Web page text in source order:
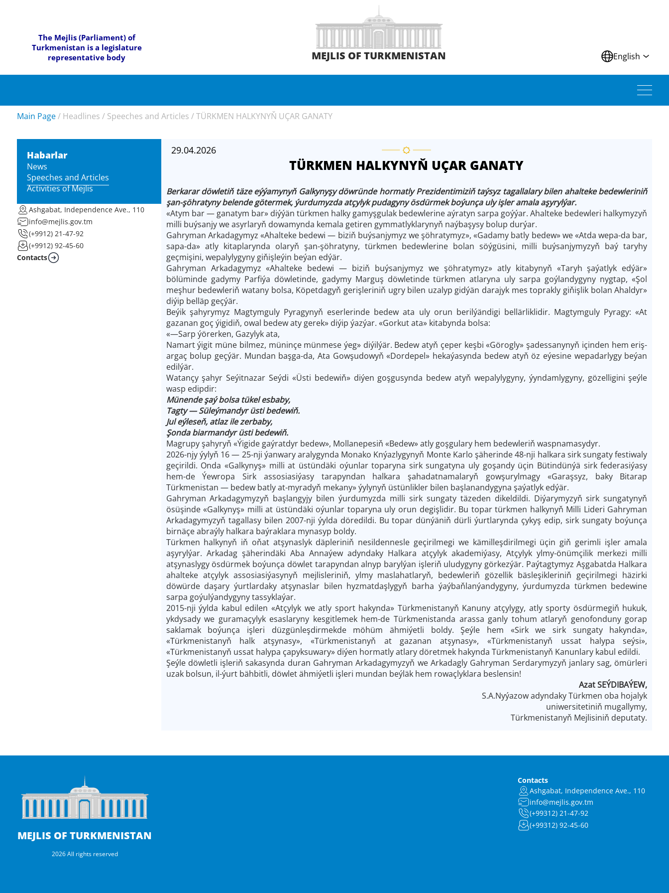
The Mejlis (Parliament) of
Turkmenistan is a legislature
representative body
MEJLIS OF TURKMENISTAN English
Main Page / Headlines / Speeches and Articles /TÜRKMEN HALKYNYŇ UÇAR GANATY
Habarlar
News
Speeches and Articles
Activities of Mejlis
Ashgabat, Independence Ave., 110
info@mejlis.gov.tm
(+9912) 21-47-92
(+9912) 92-45-60
Contacts
29.04.2026
TÜRKMEN HALKYNYŇ UÇAR GANATY
Berkarar döwletiň täze eýýamynyň Galkynyşy döwründe hormatly Prezidentimiziň taýsyz tagallalary bilen ahalteke bedewleriniň
şan-şöhratyny belende götermek, ýurdumyzda atçylyk pudagyny ösdürmek boýunça uly işler amala aşyrylýar.
«Atym bar — ganatym bar» diýýän türkmen halky gamyşgulak bedewlerine aýratyn sarpa goýýar. Ahalteke bedewleri halkymyzyň
milli buýsanjy we asyrlaryň dowamynda kemala getiren gymmatlyklarynyň naýbaşysy bolup durýar.
Gahryman Arkadagymyz «Ahalteke bedewi — biziň buýsanjymyz we şöhratymyz», «Gadamy batly bedew» we «Atda wepa­-da bar,
sapa-da» atly kitaplarynda olaryň şan-şöhratyny, türkmen bedewlerine bolan söýgüsini, milli buýsanjymyzyň baý taryhy
geçmişini, wepalylygyny giňişleýin beýan edýär.
Gahryman Arkadagymyz «Ahalteke bedewi — biziň buýsanjymyz we şöhratymyz» atly kitabynyň «Taryh şaýatlyk edýär»
bölüminde gadymy Parfiýa döwletinde, gadymy Marguş döwletinde türkmen atlaryna uly sarpa goýlandygyny nygtap, «Şol
meşhur bedewleriň watany bolsa, Köpetdagyň gerişleriniň ugry bilen uzalyp gidýän darajyk mes toprakly giňişlik bolan Ahaldyr»
diýip belläp geçýär.
Beýik şahyrymyz Magtymguly Pyragynyň eserlerinde bedew ata uly orun berilýändigi bellärliklidir. Magtymguly Pyragy: «At
gazanan goç ýigidiň, owal bedew aty gerek» diýip ýazýar. «Gorkut ata» kitabynda bolsa:
«—Sarp ýörerken, Gazylyk ata,
Namart ýigit müne bilmez, müninçe münmese ýeg» diýilýär. Bedew atyň çeper keşbi «Görogly» şadessanynyň içinden hem eriş-
argaç bolup geçýär. Mundan başga-da, Ata Gowşudowyň «Dordepel» hekaýasynda bedew atyň öz eýesine wepadarlygy beýan
edilýär.
Watançy şahyr Seýitnazar Seýdi «Üsti bedewiň» diýen goşgusynda bedew atyň wepalylygyny, ýyndamlygyny, gözelligini şeýle
wasp edipdir:
Münende şaý bolsa tükel esbaby,
Tagty — Süleýmandyr üsti bedewiň.
Jul eýleseň, atlaz ile zerbaby,
Şonda biarmandyr üsti bedewiň.
Magrupy şahyryň «Ýigide gaýratdyr bedew», Mollanepesiň «Bedew» atly goşgulary hem bedewleriň waspnamasydyr.
2026-njy ýylyň 16 — 25-nji ýanwary aralygynda Monako Knýazlygynyň Monte Karlo şäherinde 48-nji halkara sirk sungaty festiwaly
geçirildi. Onda «Galkynyş» milli at üstündäki oýunlar toparyna sirk sungatyna uly goşandy üçin Bütindünýä sirk federasiýasy
hem-de Ýewropa Sirk assosiasiýasy tarapyndan halkara şahadatnamalaryň gowşurylmagy «Garaşsyz, baky Bitarap
Türkmenistan — bedew batly at-myradyň mekany» ýylynyň üstünlikler bilen başlanandygyna şaýatlyk edýär.
Gahryman Arkadagymyzyň başlangyjy bilen ýurdumyzda milli sirk sungaty täzeden dikeldildi. Diýarymyzyň sirk sungatynyň
ösüşinde «Galkynyş» milli at üstündäki oýunlar toparyna uly orun degişlidir. Bu topar türkmen halkynyň Milli Lideri Gahryman
Arkadagymyzyň tagallasy bilen 2007-nji ýylda döredildi. Bu topar dünýäniň dürli ýurtlarynda çykyş edip, sirk sungaty boýunça
birnäçe abraýly halkara baýraklara mynasyp boldy.
Türkmen halkynyň iň oňat atşynaslyk däpleriniň nesildennesle geçirilmegi we kämilleşdirilmegi üçin giň gerimli işler amala
aşyrylýar. Arkadag şäherindäki Aba Annaýew adyndaky Halkara atçylyk akademiýasy, Atçylyk ylmy-önümçilik merkezi milli
atşynaslygy ösdürmek boýunça döwlet tarapyndan alnyp barylýan işleriň uludygyny görkezýär. Paýtagtymyz Aşgabatda Halkara
ahalteke atçylyk assosiasiýasynyň mejlisleriniň, ylmy maslahatlaryň, bedewleriň gözellik bäsleşikleriniň geçirilmegi häzirki
döwürde daşary ýurtlardaky atşynaslar bilen hyzmatdaşlygyň barha ýaýbaňlanýandygyny, ýurdumyzda türkmen bedewine
sarpa goýulýandygyny tassyklaýar.
2015-nji ýylda kabul edilen «Atçylyk we atly sport hakynda» Türkmenistanyň Kanuny atçylygy, atly sporty ösdürmegiň hukuk,
ykdysady we guramaçylyk esaslaryny kesgitlemek hem-de Türkmenistanda arassa ganly tohum atlaryň genofonduny gorap
saklamak boýunça işleri düzgünleşdirmekde möhüm ähmiýetli boldy. Şeýle hem «Sirk we sirk sungaty hakynda»,
«Türkmenistanyň halk atşynasy», «Türkmenistanyň at gazanan atşynasy», «Türkmenistanyň ussat halypa seýsi»,
«Türkmenistanyň ussat halypa çapyksuwary» diýen hormatly atlary döretmek hakynda Türkmenistanyň Kanunlary kabul edildi.
Şeýle döwletli işleriň sakasynda duran Gahryman Arkadagymyzyň we Arkadagly Gahryman Serdarymyzyň janlary sag, ömürleri
uzak bolsun, il-ýurt bähbitli, döwlet ähmiýetli işleri mundan beýläk hem rowaçlyklara beslensin!
Azat SEÝDIBAÝEW,
S.A.Nyýazow adyndaky Türkmen oba hojalyk
uniwersitetiniň mugallymy,
Türkmenistanyň Mejlisiniň deputaty.
MEJLIS OF TURKMENISTAN
2026 All rights reserved
Contacts
Ashgabat, Independence Ave., 110
info@mejlis.gov.tm
(+99312) 21-47-92
(+99312) 92-45-60